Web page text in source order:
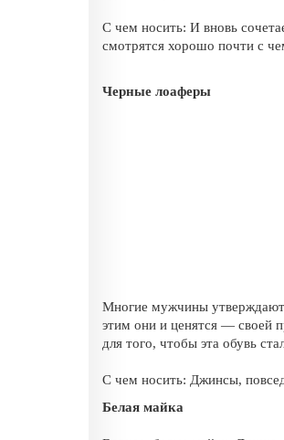
С чем носить: И вновь
смотрятся хорошо почти с
Черные лоаферы
Многие мужчины
этим они и ценятся — своей
для того, чтобы эта обувь
С чем носить: Джинсы,
Белая майка